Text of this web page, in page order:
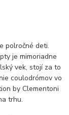
polročné deti.
je mimoriadne
vek, stojí za to
coulodrómov vo
by Clementoni
trhu.